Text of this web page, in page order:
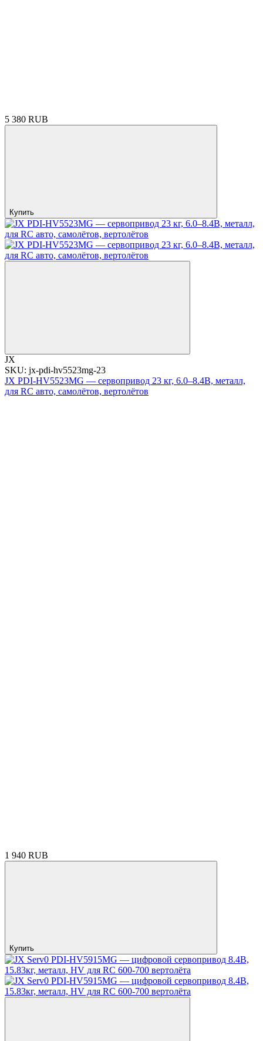
5 380 RUB
Купить
JX
SKU: jx-pdi-hv5523mg-23
JX PDI-HV5523MG — сервопривод 23 кг, 6.0–8.4В, металл,
для RC авто, самолётов, вертолётов
1 940 RUB
Купить